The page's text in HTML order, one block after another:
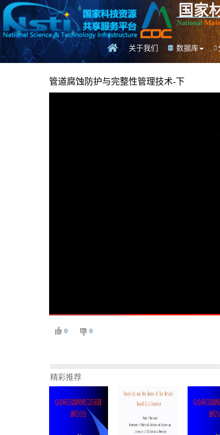
国家
National
关于我们 数据库
管道腐蚀防护与完整性管理技术-下
0 0
精彩推荐